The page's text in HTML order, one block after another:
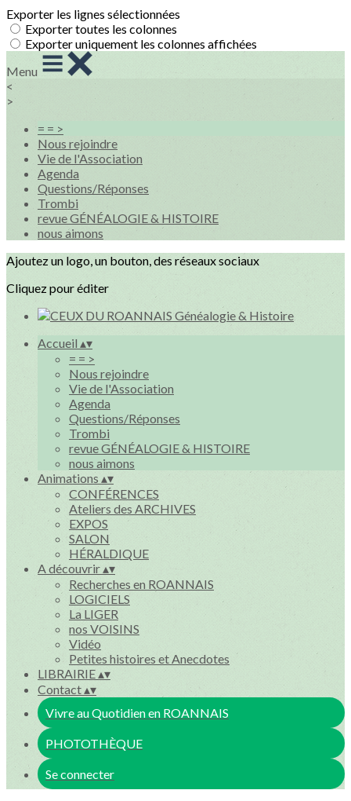
Exporter les lignes sélectionnées
Exporter toutes les colonnes
Exporter uniquement les colonnes affichées
Menu
<
>
= = >
Nous rejoindre
Vie de l'Association
Agenda
Questions/Réponses
Trombi
revue GÉNÉALOGIE & HISTOIRE
nous aimons
Ajoutez un logo, un bouton, des réseaux sociaux
Cliquez pour éditer
Accueil ▴▾
= = >
Nous rejoindre
Vie de l'Association
Agenda
Questions/Réponses
Trombi
revue GÉNÉALOGIE & HISTOIRE
nous aimons
Animations ▴▾
CONFÉRENCES
Ateliers des ARCHIVES
EXPOS
SALON
HÉRALDIQUE
A découvrir▴▾
Recherches en ROANNAIS
LOGICIELS
La LIGER
nos VOISINS
Vidéo
Petites histoires et Anecdotes
LIBRAIRIE▴▾
Contact▴▾
Vivre au Quotidien en ROANNAIS
PHOTOTHÈQUE
Se connecter